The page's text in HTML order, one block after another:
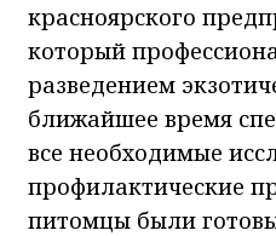
красноярского
который
разведением
ближайшее время
все необходимые
профилактические
питомцы были